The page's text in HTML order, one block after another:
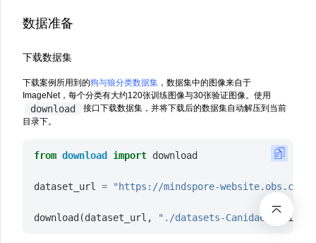
数据准备
下载数据集
下载案例所用到的狗与狼分类数据集 ，数据集中的图像来自于
ImageNet，每个分类有大约120张训练图像与30张验证图像。使用
download
接口下载数据集，并将下载后的数据集自动解压到当前
目录下。
from download import download
dataset_url = "https://mindspore-website.obs.cn-
download (dataset_url , "./datasets-Canidae" kind